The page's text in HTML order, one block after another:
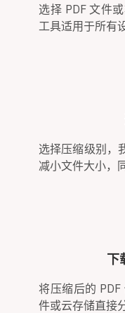
选择 PDF 文件
工具适用于所有
选择压缩级别，
减小文件大小，
下
将压缩后的
件或云存储直接